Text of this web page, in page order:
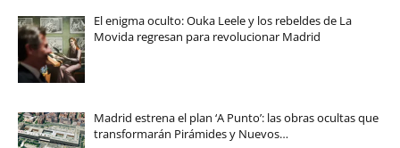
El enigma oculto: Ouka Leele y los rebeldes de La
Movida regresan para revolucionar Madrid
Madrid estrena el plan ‘A Punto’: las obras ocultas que
transformarán Pirámides y Nuevos…